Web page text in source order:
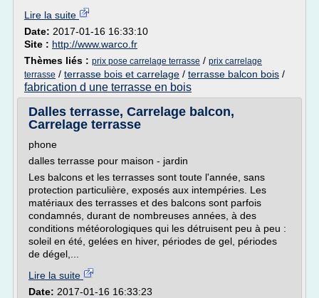
Lire la suite
Date: 2017-01-16 16:33:10
Site : http://www.warco.fr
Thèmes liés : prix pose carrelage terrasse / prix carrelage
terrasse / terrasse bois et carrelage / terrasse balcon bois /
fabrication d une terrasse en bois
Dalles terrasse, Carrelage balcon,
Carrelage terrasse
phone
dalles terrasse pour maison - jardin
Les balcons et les terrasses sont toute l'année, sans
protection particulière, exposés aux intempéries. Les
matériaux des terrasses et des balcons sont parfois
condamnés, durant de nombreuses années, à des
conditions météorologiques qui les détruisent peu à peu :
soleil en été, gelées en hiver, périodes de gel, périodes
de dégel,...
Lire la suite
Date: 2017-01-16 16:33:23